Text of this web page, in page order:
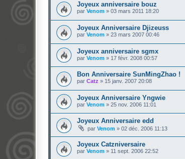
Joyeux anniversaire bouz
par Venom » 03 mars 2011 18:20
Joyeux Anniversaire Djizeuss
par Venom » 23 mars 2007 00:46
Joyeux anniversaire sgmx
par Venom » 17 févr. 2008 00:57
Bon Anniversaire SunMingZhao !
par Catz » 15 janv. 2007 20:08
Joyeux Anniversaire Yngwie
par Venom » 25 nov. 2006 11:01
Joyeux Anniversaire edd
par Venom » 02 déc. 2006 11:13
Joyeux Catzniversaire
par Venom » 11 sept. 2006 22:52